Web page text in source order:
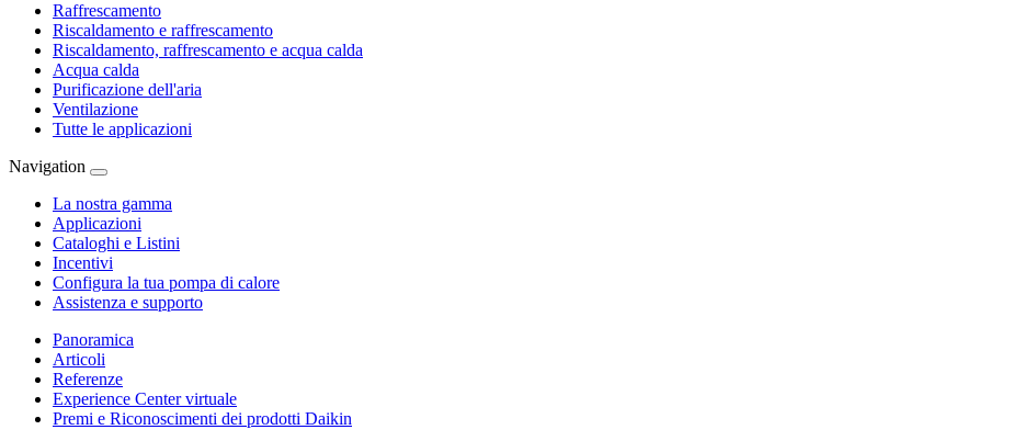
Raffrescamento
Riscaldamento e raffrescamento
Riscaldamento, raffrescamento e acqua calda
Acqua calda
Purificazione dell'aria
Ventilazione
Tutte le applicazioni
Navigation
La nostra gamma
Applicazioni
Cataloghi e Listini
Incentivi
Configura la tua pompa di calore
Assistenza e supporto
Panoramica
Articoli
Referenze
Experience Center virtuale
Premi e Riconoscimenti dei prodotti Daikin